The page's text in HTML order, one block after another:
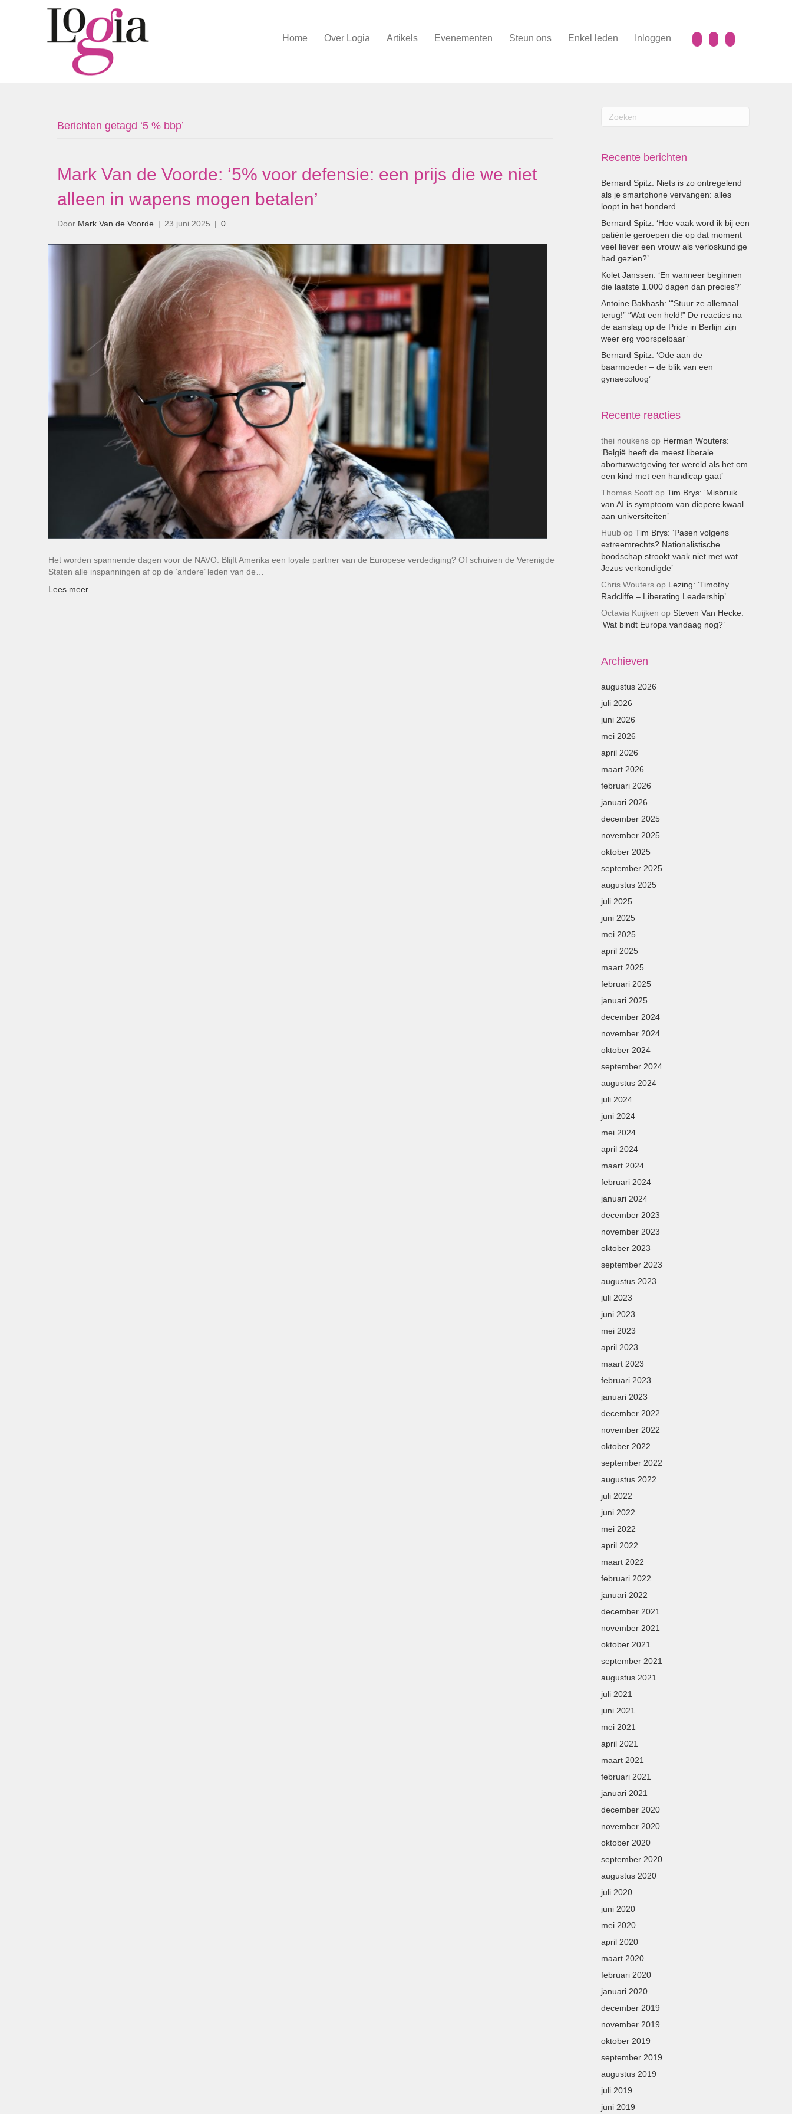
Home Over Logia Artikels Evenementen Steun ons Enkel leden Inloggen
Berichten getagd ‘5 % bbp’
Mark Van de Voorde: ‘5% voor defensie: een prijs die we niet
alleen in wapens mogen betalen’
Door Mark Van de Voorde | 23 juni 2025 | 0
Het worden spannende dagen voor de NAVO. Blijft Amerika een loyale partner van de Europese verdediging? Of schuiven de Verenigde
Staten alle inspanningen af op de ‘andere’ leden van de…
Lees meer
Recente berichten
Bernard Spitz: Niets is zo ontregelend
als je smartphone vervangen: alles
loopt in het honderd
Bernard Spitz: ‘Hoe vaak word ik bij een
patiënte geroepen die op dat moment
veel liever een vrouw als verloskundige
had gezien?’
Kolet Janssen: ‘En wanneer beginnen
die laatste 1.000 dagen dan precies?’
Antoine Bakhash: ‘“Stuur ze allemaal
terug!” “Wat een held!” De reacties na
de aanslag op de Pride in Berlijn zijn
weer erg voorspelbaar’
Bernard Spitz: ‘Ode aan de
baarmoeder – de blik van een
gynaecoloog’
Recente reacties
thei noukensop Herman Wouters:
‘België heeft de meest liberale
abortuswetgeving ter wereld als het om
een kind met een handicap gaat’
Thomas Scottop Tim Brys: ‘Misbruik
van AI is symptoom van diepere kwaal
aan universiteiten’
Huub op Tim Brys: ‘Pasen volgens
extreemrechts? Nationalistische
boodschap strookt vaak niet met wat
Jezus verkondigde’
Chris Woutersop Lezing: ‘Timothy
Radcliffe – Liberating Leadership’
Octavia Kuijken op Steven Van Hecke:
‘Wat bindt Europa vandaag nog?’
Archieven
augustus 2026
juli 2026
juni 2026
mei 2026
april 2026
maart 2026
februari 2026
januari 2026
december 2025
november 2025
oktober 2025
september 2025
augustus 2025
juli 2025
juni 2025
mei 2025
april 2025
maart 2025
februari 2025
januari 2025
december 2024
november 2024
oktober 2024
september 2024
augustus 2024
juli 2024
juni 2024
mei 2024
april 2024
maart 2024
februari 2024
januari 2024
december 2023
november 2023
oktober 2023
september 2023
augustus 2023
juli 2023
juni 2023
mei 2023
april 2023
maart 2023
februari 2023
januari 2023
december 2022
november 2022
oktober 2022
september 2022
augustus 2022
juli 2022
juni 2022
mei 2022
april 2022
maart 2022
februari 2022
januari 2022
december 2021
november 2021
oktober 2021
september 2021
augustus 2021
juli 2021
juni 2021
mei 2021
april 2021
maart 2021
februari 2021
januari 2021
december 2020
november 2020
oktober 2020
september 2020
augustus 2020
juli 2020
juni 2020
mei 2020
april 2020
maart 2020
februari 2020
januari 2020
december 2019
november 2019
oktober 2019
september 2019
augustus 2019
juli 2019
juni 2019